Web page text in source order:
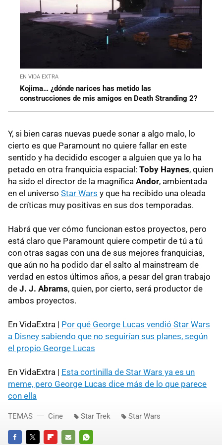
EN VIDA EXTRA
Kojima… ¿dónde narices has metido las
construcciones de mis amigos en Death Stranding 2?
Y, si bien caras nuevas puede sonar a algo malo, lo
cierto es que Paramount no quiere fallar en este
sentido y ha decidido escoger a alguien que ya lo ha
petado en otra franquicia espacial: Toby Haynes, quien
ha sido el director de la magnífica Andor, ambientada
en el universo Star Wars y que ha recibido una oleada
de críticas muy positivas en sus dos temporadas.
Habrá que ver cómo funcionan estos proyectos, pero
está claro que Paramount quiere competir de tú a tú
con otras sagas con una de sus mejores franquicias,
que aún no ha podido dar el salto al mainstream de
verdad en estos últimos años, a pesar del gran trabajo
de J. J. Abrams, quien, por cierto, será productor de
ambos proyectos.
En VidaExtra | Por qué George Lucas vendió Star Wars
a Disney sabiendo que no seguirían sus planes, según
el propio George Lucas
En VidaExtra | Esta cortinilla de Star Wars ya es un
meme, pero George Lucas dice más de lo que parece
con ella
TEMAS Cine Star Trek Star Wars